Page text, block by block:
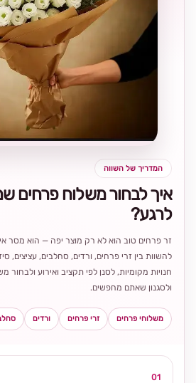
המדריך של השווה
איך לבחור משלוח פרחים
לרגע?
זר פרחים טוב הוא לא רק מוצר יפה — הוא מסר
להשוות בין זרי פרחים, ורדים, סחלבים, עציצים,
חנויות מקומיות, לסנן לפי תקציב ואירוע
ולסגנון שאתם מחפשים.
משלוחי פרחים זרי פרחים ורדים
01